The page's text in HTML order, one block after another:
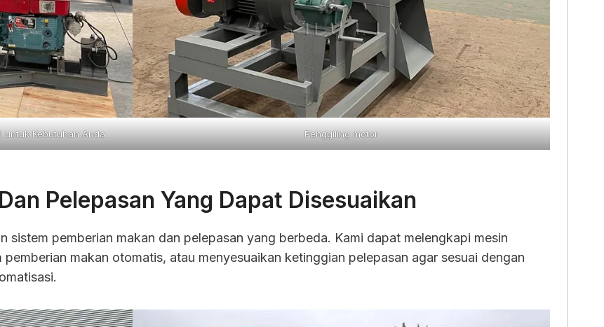
untuk Kebutuhan Anda Penggiling motor
Pelepasan Yang Dapat Disesuaikan
sistem pemberian makan dan pelepasan yang berbeda. Kami dapat melengkapi mesin
makan otomatis, atau menyesuaikan ketinggian pelepasan agar sesuai dengan